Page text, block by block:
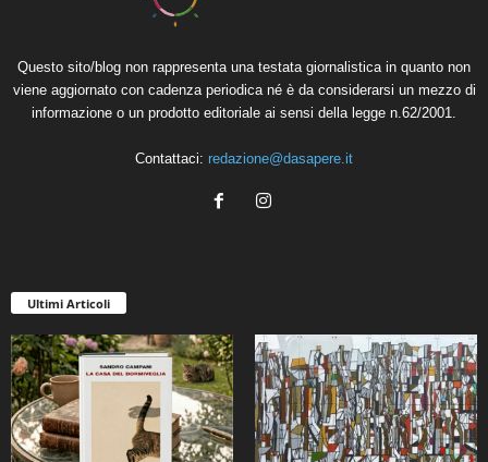
Questo sito/blog non rappresenta una testata giornalistica in quanto non
viene aggiornato con cadenza periodica né è da considerarsi un mezzo di
informazione o un prodotto editoriale ai sensi della legge n.62/2001.
Contattaci: redazione@dasapere.it
Ultimi Articoli